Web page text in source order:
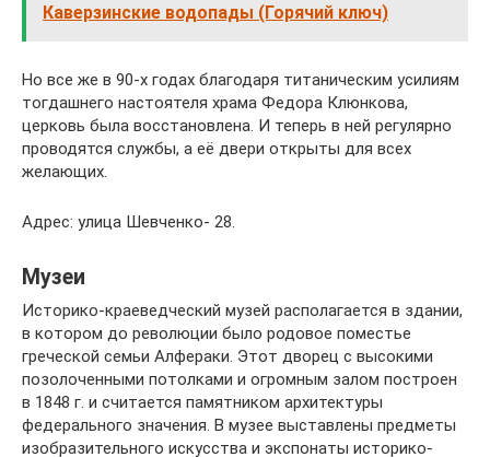
Каверзинские водопады (Горячий ключ)
Но все же в 90-х годах благодаря титаническим усилиям
тогдашнего настоятеля храма Федора Клюнкова,
церковь была восстановлена. И теперь в ней регулярно
проводятся службы, а её двери открыты для всех
желающих.
Адрес: улица Шевченко- 28.
Музеи
Историко-краеведческий музей располагается в здании,
в котором до революции было родовое поместье
греческой семьи Алфераки. Этот дворец с высокими
позолоченными потолками и огромным залом построен
в 1848 г. и считается памятником архитектуры
федерального значения. В музее выставлены предметы
изобразительного искусства и экспонаты историко-